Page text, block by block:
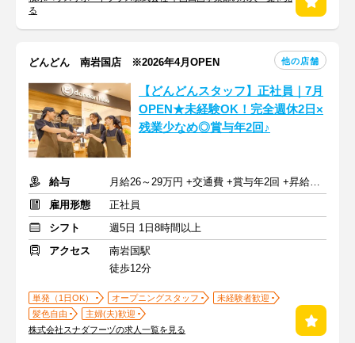
る
どんどん 南岩国店 ※2026年4月OPEN 他の店舗
【どんどんスタッフ】正社員｜7月
OPEN★未経験OK！完全週休2日×
残業少なめ◎賞与年2回♪
給与
月給26～29万円 +交通費 +賞与年2回 +昇給年1回
雇用形態
正社員
シフト
週5日 1日8時間以上
アクセス
南岩国駅
徒歩12分
単発（1日OK） オープニングスタッフ
未経験者歓迎
髪色自由
主婦(夫)歓迎
株式会社スナダフーヅの求人一覧を見る